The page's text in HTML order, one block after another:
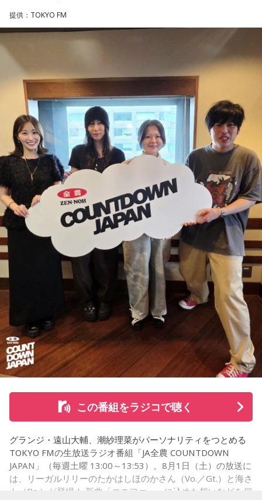
＜例＞
・家の照明、指パッチンで消してそうランキング
か？」とか聞かれる前に全部先に言ってきそうな男ランキン
・渋谷のギャル1000人に聴きました「愛用してるタブレット
端末めっちゃデカそう」ランキング
こんな感じで、中島健人を1位にランクインさせてください。
※ メールの件名は「ランキング」でお願いします。
■番組タイトル：ニッポン放送『中島健人のオールナイトニッ
ポン』
■放送日時：2026年8月14日（金） 25時～27時 （15日
（土）午前1時〜3時）
ニッポン放送をキーステーションに全国ネットで放送
■パーソナリティ：中島健人
■メールアドレス：kenty@allnightnippon.com
■番組公式X：@Ann_Since1967
■番組ハッシュタグ：#中島健人ANN
◎メールテーマ『鬼事』
TVアニメ『逃げ上手の若君』第2期オープニングテーマ「鬼
事」。中島健人はこの「鬼事」を「日々のイラッとした出来
事」や「心がザワザワした、モヤモヤした事」を表す言葉と
してカジュアルに使っています。そんな、あなたの周りで起
きた「鬼事」を教えてください。
中島健人が、どう立ち回ればよかったのか手を差し伸べま
す。
※ メールの件名は「鬼事」でお願いします。
◎コーナー『人生アイズ相談ドラゴン』
「仕事場の上司、良い人なんだけどここが好きになれなく
「友人と遊んだ時に言われたあの一言がずっとモヤモヤして
「優柔不断な性格のせいで、こんな事が…」
あなたの人生相談を送ってください。その相談を受け、中島
健人が遊戯王の話をします。
※ メールの件名は「決闘」でお願いします。
◎「中島健人イメージランキング」
街の人に調査したら、中島健人が1位にランクインしそうな
「ランキングのタイトルだけ」を送ってきてください。
＜例＞
・家の照明、指パッチンで消してそうランキング
・コンビニで「温めますか？」とか「レジ袋はいります
か？」とか聞かれる前に全部先に言ってきそうな男ランキン
提供：TOKYO FM
この番組をラジコで聴く
グランジ・遠山大輔、潮紗理菜がパーソナリティをつとめる
TOKYO FMの生放送ラジオ番組「JA全農 COUNTDOWN
JAPAN」（毎週土曜 13:00～13:53）。8月1日（土）の放送に
は、リーガルリリーのたかはしほのかさん（Vo.／Gt.）と海さ
ん（Ba.）が登場！ 新曲「コニファー」に込めた想いなどを伺